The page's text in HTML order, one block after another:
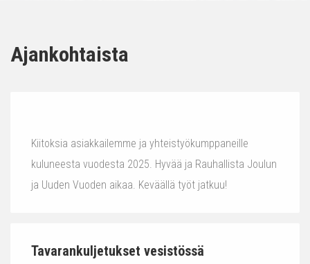
Ajankohtaista
Kiitoksia asiakkailemme ja yhteistyökumppaneille
kuluneesta vuodesta 2025. Hyvää ja Rauhallista Joulun
ja Uuden Vuoden aikaa. Keväällä työt jatkuu!
Tavarankuljetukset vesistössä